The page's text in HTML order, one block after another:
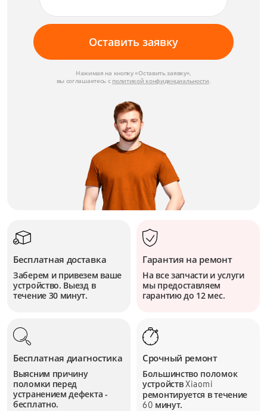
Оставить заявку
Нажимая на кнопку «Оставить заявку»,
вы соглашаетесь с политикой конфиденциальности.
Бесплатная доставка
Заберем и привезем ваше
устройство. Выезд в
течение 30 минут.
Гарантия на ремонт
На все запчасти и услуги
мы предоставляем
гарантию до 12 мес.
Бесплатная диагностика
Выясним причину
поломки перед
устранением дефекта -
бесплатно.
Срочный ремонт
Большинство поломок
устройствXiaomi
ремонтируется в течение
60 минут.